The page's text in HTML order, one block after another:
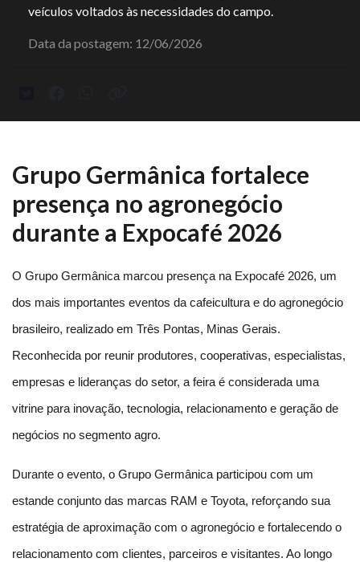
veículos voltados às necessidades do campo.
Data da postagem: 12/06/2026
Grupo Germânica fortalece
presença no agronegócio
durante a Expocafé 2026
O Grupo Germânica marcou presença na Expocafé 2026, um
dos mais importantes eventos da cafeicultura e do agronegócio
brasileiro, realizado em Três Pontas, Minas Gerais.
Reconhecida por reunir produtores, cooperativas, especialistas,
empresas e lideranças do setor, a feira é considerada uma
vitrine para inovação, tecnologia, relacionamento e geração de
negócios no segmento agro.
Durante o evento, o Grupo Germânica participou com um
estande conjunto das marcas RAM e Toyota, reforçando sua
estratégia de aproximação com o agronegócio e fortalecendo o
relacionamento com clientes, parceiros e visitantes. Ao longo